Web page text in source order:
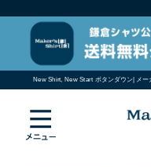
New Shirt, New Start ボタンダウン| メ